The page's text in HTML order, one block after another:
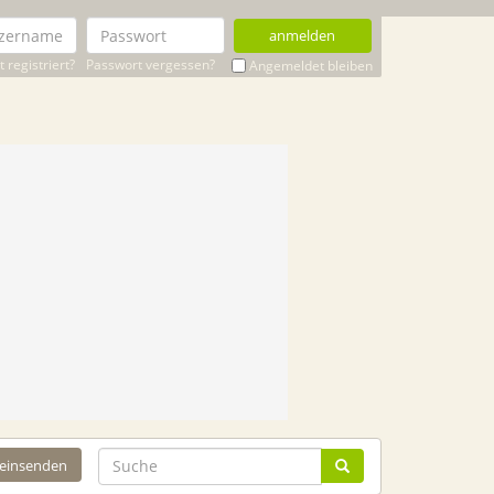
anmelden
registriert? Passwort vergessen? Angemeldet bleiben